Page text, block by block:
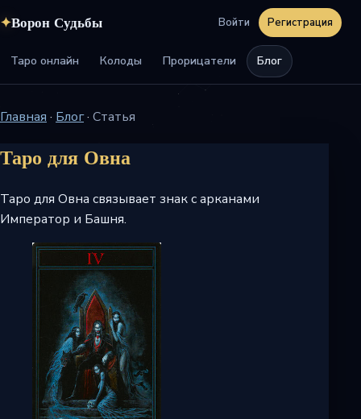
✦Ворон Судьбы
Таро онлайн Колоды Прорицатели Блог
Войти Регистрация
Главная · Блог· Статья
Таро для Овна
Таро для Овна связывает знак с арканами
Император и Башня.